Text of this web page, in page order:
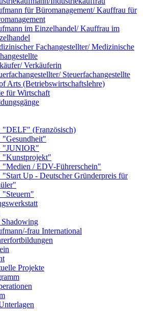
für Büromanagement/ Kauffrau für
im Einzelhandel/ Kauffrau im
Fachangestellter/ Medizinische
Verkäuferin
Steuerfachangestellte
Arts (Betriebswirtschaftslehre)
für Wirtschaft
"DELF" (Französisch)
"Gesundheit"
"JUNIOR"
"Kunstprojekt"
"Medien / EDV-Führerschein"
"Start Up - Deutscher Gründerpreis für
"Steuern"
Shadowing
frau International
Projekte